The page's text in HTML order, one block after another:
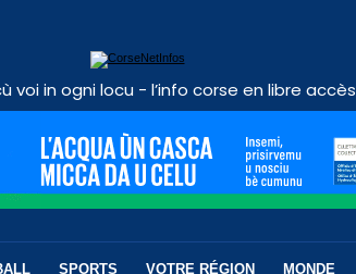
voi in ogni locu - l’info corse en libre accès
SPORTS VOTRE RÉGION MONDE